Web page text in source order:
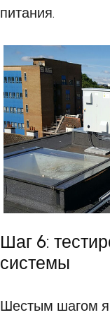
питания.
Шаг 6:
системы
Шестым шагом